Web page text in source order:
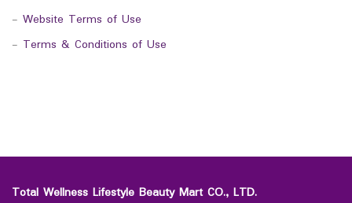
- Website Terms of Use
- Terms & Conditions of Use
Total Wellness Lifestyle Beauty Mart CO., LTD.